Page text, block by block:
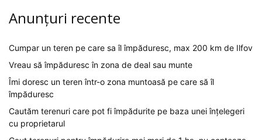
Anunțuri recente
Cumpar un teren pe care sa îl împăduresc, max 200 km de Ilfov
Vreau să împăduresc în zona de deal sau munte
Îmi doresc un teren într-o zona muntoasă pe care să îl
împăduresc
Cautăm terenuri care pot fi împădurite pe baza unei înțelegeri
cu proprietarul